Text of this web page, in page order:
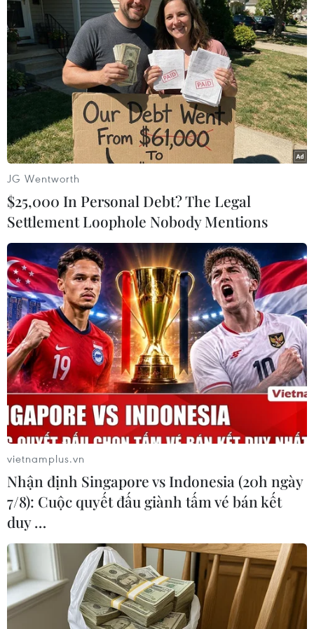
Mỹ: Bão lớn kém theo mưa đá gây mất
điện trên diện rộng tại nhiều bang
10/05/2019 22:40
Mưa bão kèm theo mưa đá đã gây ngập lụt khu vực
ven biển từ thành phố Houston của bang Texas đến
bang Louisiana, khiến mực nước đo được lên tới 101mm,
hệ thống đường cao tốc và điện cũng bị cắt đứt.
JG Wentworth
$25,000 In Personal Debt? The Legal
Settlement Loophole Nobody Mentions
vietnamplus.vn
Nhận định Singapore vs Indonesia (20h ngày
7/8): Cuộc quyết đấu giành tấm vé bán kết
duy …